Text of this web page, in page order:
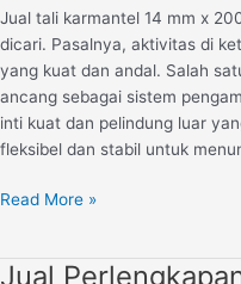
Jual tali karmantel 14 mm x
dicari. Pasalnya, aktivitas di
yang kuat dan andal. Salah
ancang sebagai sistem
inti kuat dan pelindung luar
fleksibel dan stabil untuk
Ideal
untuk
Rappeling
dan
Mountain
Climbing
Read More »
Jual
Jual